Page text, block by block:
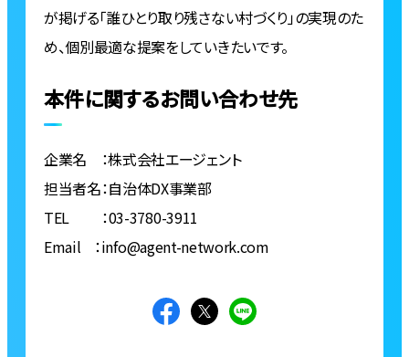
が掲げる「誰ひとり取り残さない村づくり」の実現のた
め、個別最適な提案をしていきたいです。
本件に関するお問い合わせ先
企業名 ：株式会社エージェント
担当者名：自治体DX事業部
TEL ：03-3780-3911
Email ：info@agent-network.com